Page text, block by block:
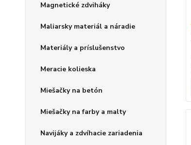
Magnetické zdviháky
Maliarsky materiál a náradie
Materiály a príslušenstvo
Meracie kolieska
Miešačky na betón
Miešačky na farby a malty
Navijáky a zdvíhacie zariadenia